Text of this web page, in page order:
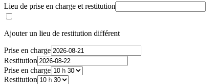
Lieu de prise en charge et restitution
Ajouter un lieu de restitution différent
Prise en charge
Restitution
Prise en charge
Restitution